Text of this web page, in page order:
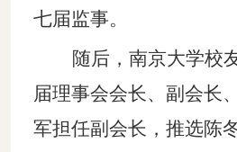
七届监事。
随后，南京大学校
届理事会会长、副会长
军担任副会长，推选陈